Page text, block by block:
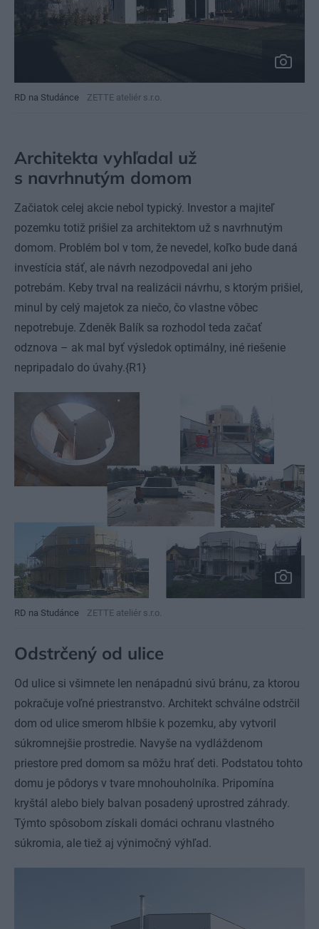
RD na Studánce ZETTE ateliér s.r.o.
Architekta vyhľadal už
s navrhnutým domom
Začiatok celej akcie nebol typický. Investor a majiteľ
pozemku totiž prišiel za architektom už s navrhnutým
domom. Problém bol v tom, že nevedel, koľko bude daná
investícia stáť, ale návrh nezodpovedal ani jeho
potrebám. Keby trval na realizácii návrhu, s ktorým prišiel,
minul by celý majetok za niečo, čo vlastne vôbec
nepotrebuje. Zdeněk Balík sa rozhodol teda začať
odznova – ak mal byť výsledok optimálny, iné riešenie
nepripadalo do úvahy.{R1}
RD na Studánce ZETTE ateliér s.r.o.
Odstrčený od ulice
Od ulice si všimnete len nenápadnú sivú bránu, za ktorou
pokračuje voľné priestranstvo. Architekt schválne odstrčil
dom od ulice smerom hlbšie k pozemku, aby vytvoril
súkromnejšie prostredie. Navyše na vydláždenom
priestore pred domom sa môžu hrať deti. Podstatou tohto
domu je pôdorys v tvare mnohouholníka. Pripomína
kryštál alebo biely balvan posadený uprostred záhrady.
Týmto spôsobom získali domáci ochranu vlastného
súkromia, ale tiež aj výnimočný výhľad.